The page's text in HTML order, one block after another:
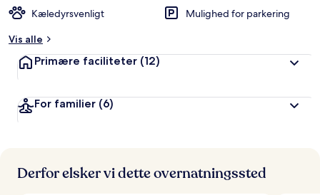
Kæledyrsvenligt
Mulighed for parkering
Vis alle
Primære faciliteter (12)
For familier (6)
Derfor elsker vi dette overnatningssted